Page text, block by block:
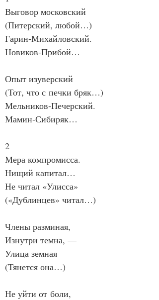
Выговор московский
(Питерский, любой…)
Гарин‑Михайловский.
Новиков‑Прибой…
Опыт изуверский
(Тот, что с печки бряк…)
Мельников‑Печерский.
Мамин‑Сибиряк…
2
Мера компромисса.
Нищий капитал…
Не читал «Улисса»
(«Дублинцев» читал…)
Члены разминая,
Изнутри темна, —
Улица земная
(Тянется она…)
Не уйти от боли,